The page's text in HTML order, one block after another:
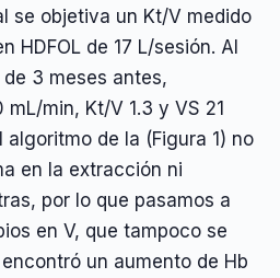
se objetiva un Kt/V medido
HDFOL de 17 L/sesión. Al
3 meses antes,
min, Kt/V 1.3 y VS 21
algoritmo de la (Figura 1) no
en la extracción ni
por lo que pasamos a
en V, que tampoco se
un aumento de Hb